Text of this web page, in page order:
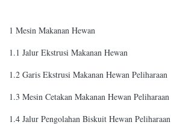
1 Mesin Makanan Hewan
1.1 Jalur Ekstrusi Makanan Hewan
1.2 Garis Ekstrusi Makanan Hewan Peliharaan
1.3 Mesin Cetakan Makanan Hewan Peliharaan
1.4 Jalur Pengolahan Biskuit Hewan Peliharaan